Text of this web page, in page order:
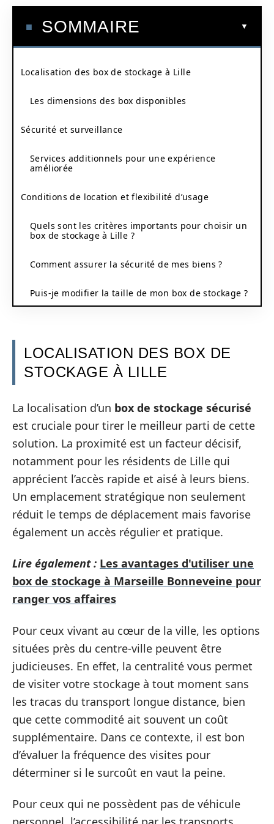
SOMMAIRE
Localisation des box de stockage à Lille
Les dimensions des box disponibles
Sécurité et surveillance
Services additionnels pour une expérience
améliorée
Conditions de location et flexibilité d’usage
Quels sont les critères importants pour choisir un
box de stockage à Lille ?
Comment assurer la sécurité de mes biens ?
Puis-je modifier la taille de mon box de stockage ?
LOCALISATION DES BOX DE
STOCKAGE À LILLE
La localisation d’un box de stockage sécurisé
est cruciale pour tirer le meilleur parti de cette
solution. La proximité est un facteur décisif,
notamment pour les résidents de Lille qui
apprécient l’accès rapide et aisé à leurs biens.
Un emplacement stratégique non seulement
réduit le temps de déplacement mais favorise
également un accès régulier et pratique.
Lire également : Les avantages d'utiliser une
box de stockage à Marseille Bonneveine pour
ranger vos affaires
Pour ceux vivant au cœur de la ville, les options
situées près du centre-ville peuvent être
judicieuses. En effet, la centralité vous permet
de visiter votre stockage à tout moment sans
les tracas du transport longue distance, bien
que cette commodité ait souvent un coût
supplémentaire. Dans ce contexte, il est bon
d’évaluer la fréquence des visites pour
déterminer si le surcoût en vaut la peine.
Pour ceux qui ne possèdent pas de véhicule